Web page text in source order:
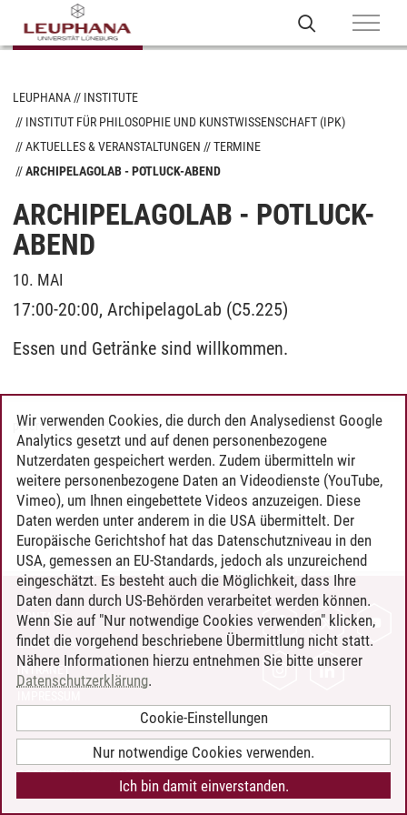
LEUPHANA
INSTITUTE
INSTITUT FÜR PHILOSOPHIE UND KUNSTWISSENSCHAFT (IPK)
AKTUELLES & VERANSTALTUNGEN
TERMINE
ARCHIPELAGOLAB - POTLUCK-ABEND
ARCHIPELAGOLAB - POTLUCK-
ABEND
10. MAI
17:00-20:00, ArchipelagoLab (C5.225)
Essen und Getränke sind willkommen.
peterson/10.05.2017
KONTAKT
LEUPHANA ALS ARBEITGEBER
INTRANET
BARRIEREFREIHEIT
COOKIE-EINSTELLUNGEN
Wir verwenden Cookies, die durch den Analysedienst Google
Analytics gesetzt und auf denen personenbezogene
Nutzerdaten gespeichert werden. Zudem übermitteln wir
weitere personenbezogene Daten an Videodienste (YouTube,
Vimeo), um Ihnen eingebettete Videos anzuzeigen. Diese
Daten werden unter anderem in die USA übermittelt. Der
Europäische Gerichtshof hat das Datenschutzniveau in den
USA, gemessen an EU-Standards, jedoch als unzureichend
eingeschätzt. Es besteht auch die Möglichkeit, dass Ihre
Daten dann durch US-Behörden verarbeitet werden können.
Wenn Sie auf "Nur notwendige Cookies verwenden" klicken,
findet die vorgehend beschriebene Übermittlung nicht statt.
Nähere Informationen hierzu entnehmen Sie bitte unserer
Datenschutzerklärung.
Cookie-Einstellungen
Nur notwendige Cookies verwenden.
Ich bin damit einverstanden.